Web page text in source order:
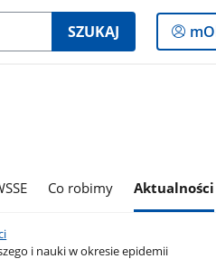
SZUKAJ
do
Co robimy Aktualności
i nauki w okresie epidemii